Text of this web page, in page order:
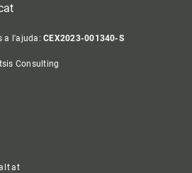
a l'ajuda:CEX2023-001340-S
Consulting